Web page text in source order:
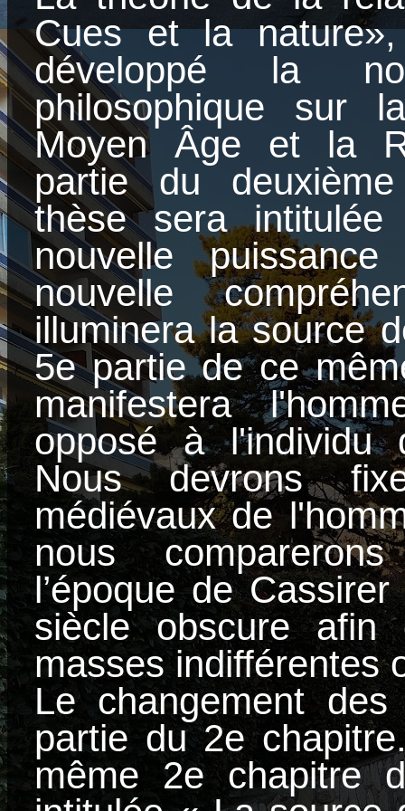
Cues et la
développé la
philosophique sur
Moyen Âge et la
partie du
thèse sera
nouvelle
nouvelle
illuminera la source
5e partie de ce
manifestera
opposé à l'individu
Nous devrons
médiévaux de
nous
l’époque de
siècle obscure afin
masses indifférentes
Le changement
partie du 2e
même 2e chapitre